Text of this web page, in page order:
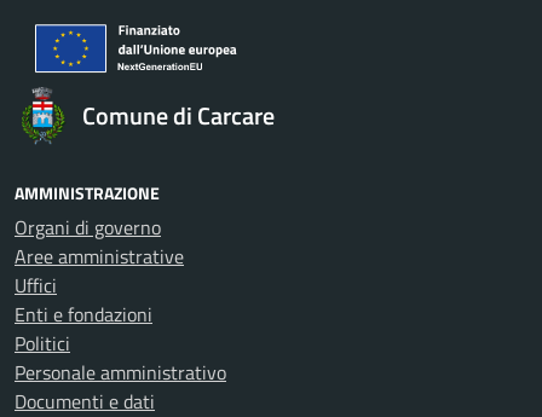
Comune di Carcare
AMMINISTRAZIONE
Organi di governo
Aree amministrative
Uffici
Enti e fondazioni
Politici
Personale amministrativo
Documenti e dati